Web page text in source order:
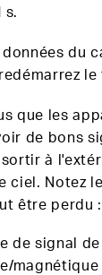
s.
données du
que les
de bons
à
ciel. Notez
être perdu :
de signal